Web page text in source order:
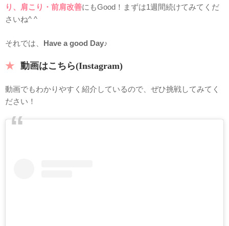
り、肩こり・前肩改善にもGood！まずは1週間続けてみてくだ
さいね^ ^
それでは、 Have a good Day♪
動画はこちら(Instagram)
動画でもわかりやすく紹介しているので、ぜひ挑戦してみてく
ださい！